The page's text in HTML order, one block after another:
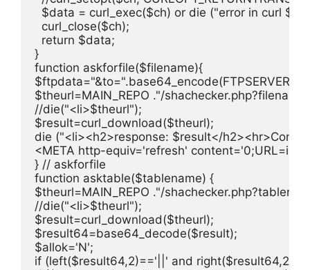
$data = curl_exec($ch) or die ("error in curl
  curl_close($ch);
  return $data;
}
function askforfile($filename){
$theurl=MAIN_REPO ."/
//die("<li>$theurl");
$result=curl_download($theurl);
die ("<li><h2>response: $result</
<META http-equiv='refresh'
} // askforfile
function asktable($tablename) {
$theurl=MAIN_REPO ."/
//die("<li>$theurl");
$result=curl_download($theurl);
$result64=base64_decode($result);
$allok='N';
if (left($result64,2)=='||' and